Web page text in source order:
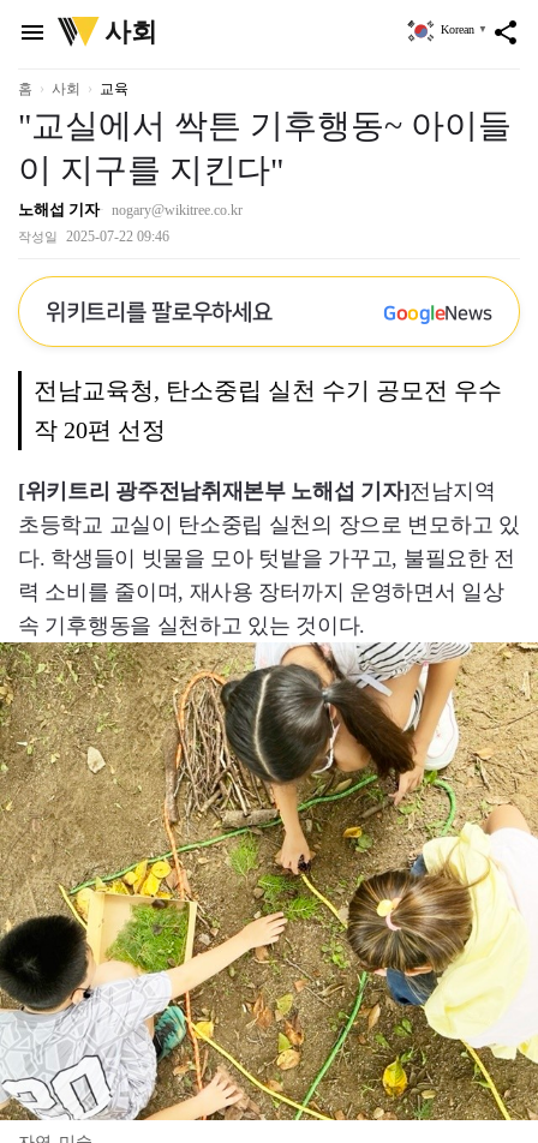
menu
위
키
리
사회 share
Korean ▼
홈 사회 교육
"교실에서 싹튼 기후행동~ 아이들
이 지구를 지킨다"
노해섭 기자 nogary@wikitree.co.kr
작성일 2025-07-22 09:46
위키트리를 팔로우하세요 GoogleNews
전남교육청, 탄소중립 실천 수기 공모전 우수
작 20편 선정
[위키트리 광주전남취재본부 노해섭 기자]전남지역
초등학교 교실이 탄소중립 실천의 장으로 변모하고 있
다. 학생들이 빗물을 모아 텃밭을 가꾸고, 불필요한 전
력 소비를 줄이며, 재사용 장터까지 운영하면서 일상
속 기후행동을 실천하고 있는 것이다.